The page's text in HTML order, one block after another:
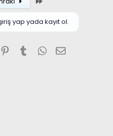
yap yada kayıt ol.
Pinterest
TumblrWhatsApp
E-posta